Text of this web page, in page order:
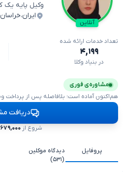
آنلاین
وکیل پایه یک
ایران،
تعداد خدمات ارائه شده
۴,۱۹۹
در بنیاد وکلا
مشاوره‌ی فوری
هم‌اکنون آماده است؛ بلافاصله پس از
دریافت
شروع از ۶۷۹,۰۰۰
پروفایل
دیدگاه موکلین
(۵۳۱)